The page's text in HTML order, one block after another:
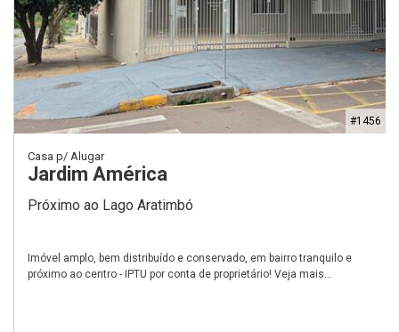
#1456
Casa p/ Alugar
Jardim América
Próximo ao Lago Aratimbó
Imóvel amplo, bem distribuído e conservado, em bairro tranquilo e
próximo ao centro - IPTU por conta de proprietário! Veja mais...